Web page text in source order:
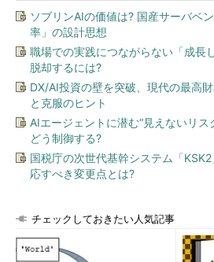
コントロールパネルから自動適用時刻を変更する
（2） ［更新プログラムを自動的にインストー
選択されていることを確認する（これ以外だと（
されない）。
ソブリンAIの価値は? 国産サーバベ
率」の設計思想
職場での実践につながらない「成長
脱却するには?
DX/AI投資の壁を突破、現代の最高
と克服のヒント
AIエージェントに潜む“見えないリス
どう制御する?
国税庁の次世代基幹システム「
応すべき変更点とは?
チェックしておきたい人気記事